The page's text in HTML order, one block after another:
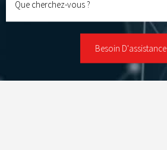
vous ?
Besoin D'assistance